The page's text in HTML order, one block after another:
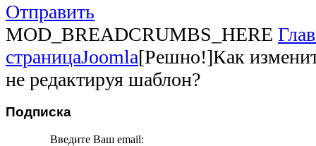
Отправить
MOD_BREADCRUMBS_HERE
страницаJoomla[Решно!]Как
не редактируя шаблон?
Подписка
Введите Ваш email: